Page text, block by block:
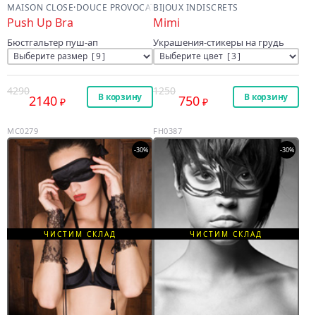
MAISON CLOSE·DOUCE PROVOCATION
Push Up Bra
Бюстгальтер пуш-ап
4290
2140 В корзину
BIJOUX INDISCRETS
Mimi
Украшения-стикеры на грудь
1250
750 В корзину
ЧИСТИМ СКЛАД
MC0279
-30%
ЧИСТИМ СКЛАД
FH0387
-30%